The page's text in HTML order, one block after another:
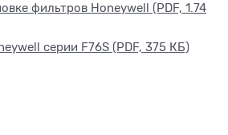
фильтров Honeywell (PDF, 1.74
серии F76S (PDF, 375 КБ)